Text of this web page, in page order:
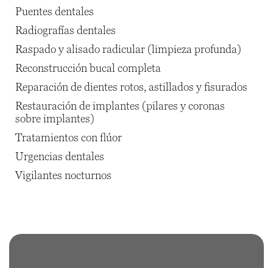
Puentes dentales
Radiografías dentales
Raspado y alisado radicular (limpieza profunda)
Reconstrucción bucal completa
Reparación de dientes rotos, astillados y fisurados
Restauración de implantes (pilares y coronas
sobre implantes)
Tratamientos con flúor
Urgencias dentales
Vigilantes nocturnos